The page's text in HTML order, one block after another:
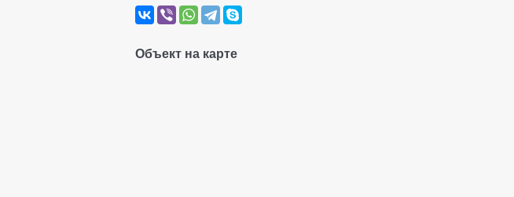
Объект на карте